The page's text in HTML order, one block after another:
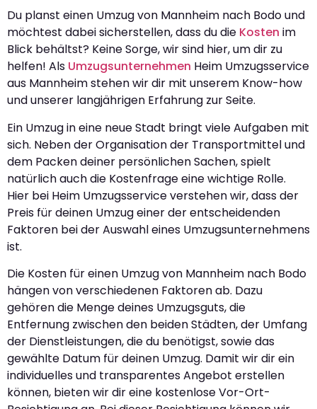
Du planst einen Umzug von Mannheim nach Bodo und
möchtest dabei sicherstellen, dass du die Kosten im
Blick behältst? Keine Sorge, wir sind hier, um dir zu
helfen! Als Umzugsunternehmen Heim Umzugsservice
aus Mannheim stehen wir dir mit unserem Know-how
und unserer langjährigen Erfahrung zur Seite.
Ein Umzug in eine neue Stadt bringt viele Aufgaben mit
sich. Neben der Organisation der Transportmittel und
dem Packen deiner persönlichen Sachen, spielt
natürlich auch die Kostenfrage eine wichtige Rolle.
Hier bei Heim Umzugsservice verstehen wir, dass der
Preis für deinen Umzug einer der entscheidenden
Faktoren bei der Auswahl eines Umzugsunternehmens
ist.
Die Kosten für einen Umzug von Mannheim nach Bodo
hängen von verschiedenen Faktoren ab. Dazu
gehören die Menge deines Umzugsguts, die
Entfernung zwischen den beiden Städten, der Umfang
der Dienstleistungen, die du benötigst, sowie das
gewählte Datum für deinen Umzug. Damit wir dir ein
individuelles und transparentes Angebot erstellen
können, bieten wir dir eine kostenlose Vor-Ort-